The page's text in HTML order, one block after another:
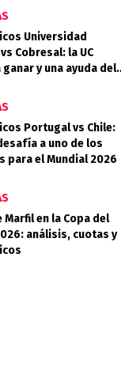
Universidad
Cobresal: la UC
y una ayuda del
Portugal vs Chile:
a uno de los
para el Mundial 2026
Marfil en la Copa del
análisis, cuotas y